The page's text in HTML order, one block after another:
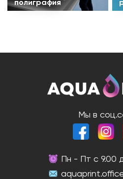
полиграфия
Мы в
Пн - Пт с 9.00